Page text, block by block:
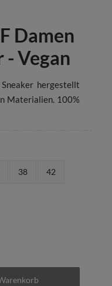
Damen
- Vegan
Sneaker hergestellt
Materialien. 100%
38 42